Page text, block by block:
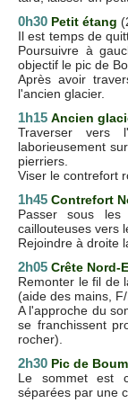
0h30 Petit étang
Il est temps de
Poursuivre à
objectif le pic de
Après avoir
l'ancien glacier.
1h15 Ancien
Traverser vers
laborieusement
pierriers.
Viser le contrefort
1h45 Contrefort
Passer sous
caillouteuses vers
Rejoindre à droite
2h05 Crête Nord-
Remonter le fil de
(aide des mains, F/
A l'approche du
se franchissent
rocher).
2h30 Pic de Boum
Le sommet est
séparées par une